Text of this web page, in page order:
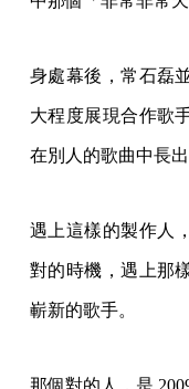
身處幕後，常石磊
大程度展現合作歌
在別人的歌曲中長出
遇上這樣的製作人
對的時機，遇上那
嶄新的歌手。
那個對的人，是